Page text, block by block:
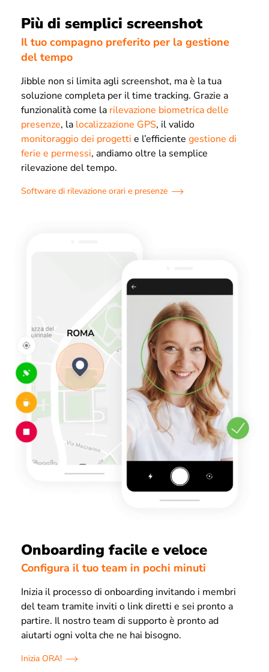
Più di semplici screenshot
Il tuo compagno preferito per la gestione
del tempo
Jibble non si limita agli screenshot, ma è la tua
soluzione completa per il time tracking. Grazie a
funzionalità come la rilevazione biometrica delle
presenze, la localizzazione GPS, il valido
monitoraggio dei progetti e l’efficiente gestione di
ferie e permessi, andiamo oltre la semplice
rilevazione del tempo.
Software di rilevazione orari e presenze
Onboarding facile e veloce
Configura il tuo team in pochi minuti
Inizia il processo di onboarding invitando i membri
del team tramite inviti o link diretti e sei pronto a
partire. Il nostro team di supporto è pronto ad
aiutarti ogni volta che ne hai bisogno.
Inizia ORA!